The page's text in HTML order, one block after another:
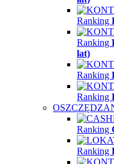
Ranking
Ranking
lat)
Ranking
Ranking
Ranking
Ranking